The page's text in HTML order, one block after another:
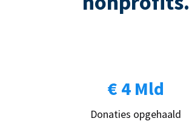
€ 4 Mld
Donaties opgehaald